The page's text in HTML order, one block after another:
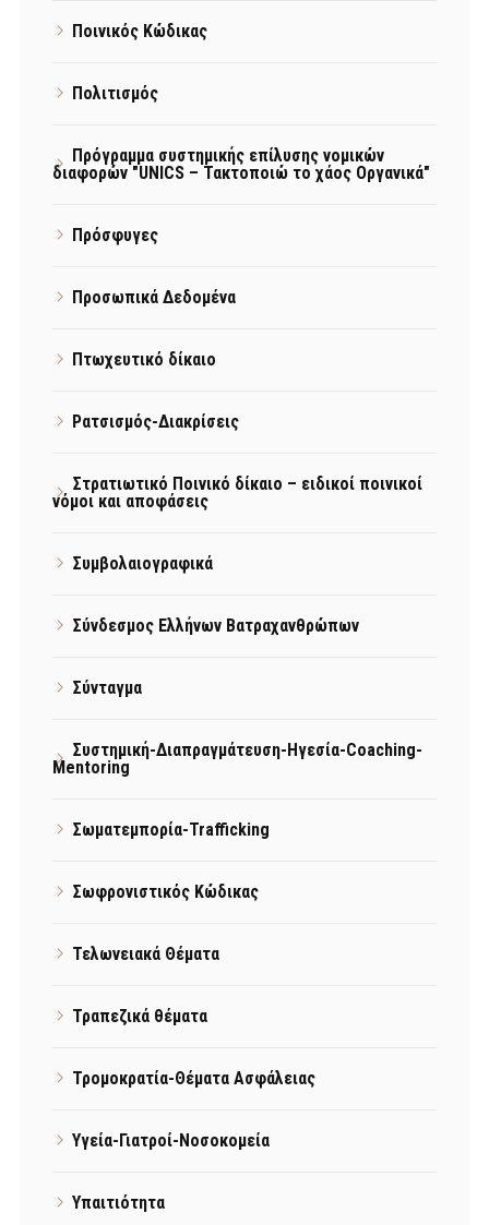
Ποινικός Κώδικας
Πολιτισμός
Πρόγραμμα συστημικής επίλυσης νομικών
διαφορών "UNICS – Τακτοποιώ το χάος Οργανικά"
Πρόσφυγες
Προσωπικά Δεδομένα
Πτωχευτικό δίκαιο
Ρατσισμός-Διακρίσεις
Στρατιωτικό Ποινικό δίκαιο – ειδικοί ποινικοί
νόμοι και αποφάσεις
Συμβολαιογραφικά
Σύνδεσμος Ελλήνων Βατραχανθρώπων
Σύνταγμα
Συστημική-Διαπραγμάτευση-Ηγεσία-Coaching-
Mentoring
Σωματεμπορία-Trafficking
Σωφρονιστικός Κώδικας
Τελωνειακά Θέματα
Τραπεζικά θέματα
Τρομοκρατία-Θέματα Ασφάλειας
Υγεία-Γιατροί-Νοσοκομεία
Υπαιτιότητα